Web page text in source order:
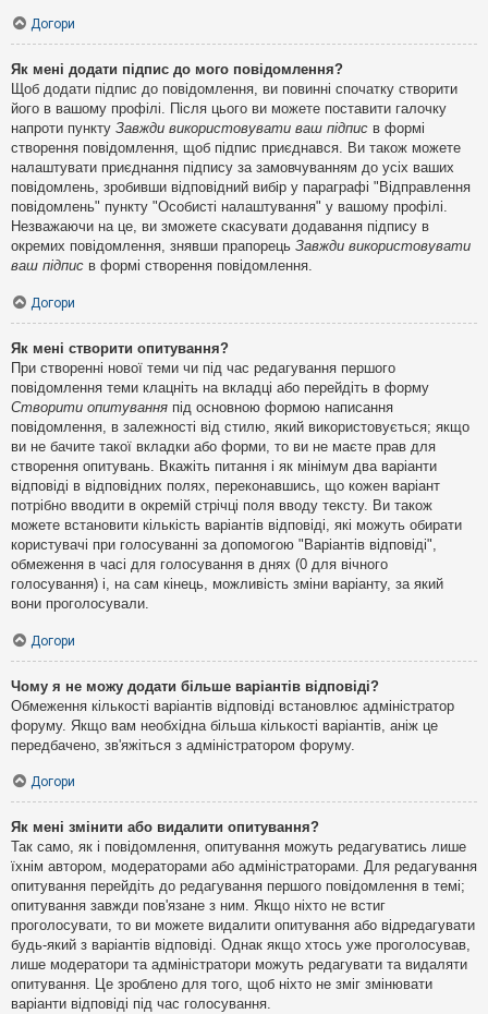
Догори
Як мені додати підпис до мого повідомлення?
Щоб додати підпис до повідомлення, ви повинні спочатку створити
його в вашому профілі. Після цього ви можете поставити галочку
напроти пункту Завжди використовувати ваш підпис в формі
створення повідомлення, щоб підпис приєднався. Ви також можете
налаштувати приєднання підпису за замовчуванням до усіх ваших
повідомлень, зробивши відповідний вибір у параграфі "Відправлення
повідомлень" пункту "Особисті налаштування" у вашому профілі.
Незважаючи на це, ви зможете скасувати додавання підпису в
окремих повідомлення, знявши прапорець Завжди використовувати
ваш підпис в формі створення повідомлення.
Догори
Як мені створити опитування?
При створенні нової теми чи під час редагування першого
повідомлення теми клацніть на вкладці або перейдіть в форму
Створити опитування під основною формою написання
повідомлення, в залежності від стилю, який використовується; якщо
ви не бачите такої вкладки або форми, то ви не маєте прав для
створення опитувань. Вкажіть питання і як мінімум два варіанти
відповіді в відповідних полях, переконавшись, що кожен варіант
потрібно вводити в окремій стрічці поля вводу тексту. Ви також
можете встановити кількість варіантів відповіді, які можуть обирати
користувачі при голосуванні за допомогою "Варіантів відповіді",
обмеження в часі для голосування в днях (0 для вічного
голосування) і, на сам кінець, можливість зміни варіанту, за який
вони проголосували.
Догори
Чому я не можу додати більше варіантів відповіді?
Обмеження кількості варіантів відповіді встановлює адміністратор
форуму. Якщо вам необхідна більша кількості варіантів, аніж це
передбачено, зв'яжіться з адміністратором форуму.
Догори
Як мені змінити або видалити опитування?
Так само, як і повідомлення, опитування можуть редагуватись лише
їхнім автором, модераторами або адміністраторами. Для редагування
опитування перейдіть до редагування першого повідомлення в темі;
опитування завжди пов'язане з ним. Якщо ніхто не встиг
проголосувати, то ви можете видалити опитування або відредагувати
будь-який з варіантів відповіді. Однак якщо хтось уже проголосував,
лише модератори та адміністратори можуть редагувати та видаляти
опитування. Це зроблено для того, щоб ніхто не зміг змінювати
варіанти відповіді під час голосування.